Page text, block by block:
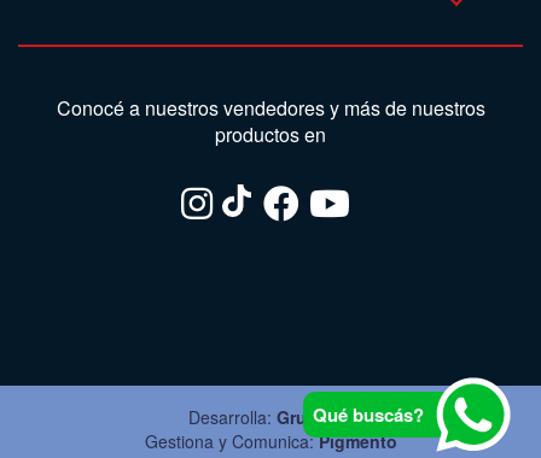
Conocé a nuestros vendedores y más de nuestros
productos en
Qué buscás?
Desarrolla: Grupo Ite
Gestiona y Comunica:Pigmento